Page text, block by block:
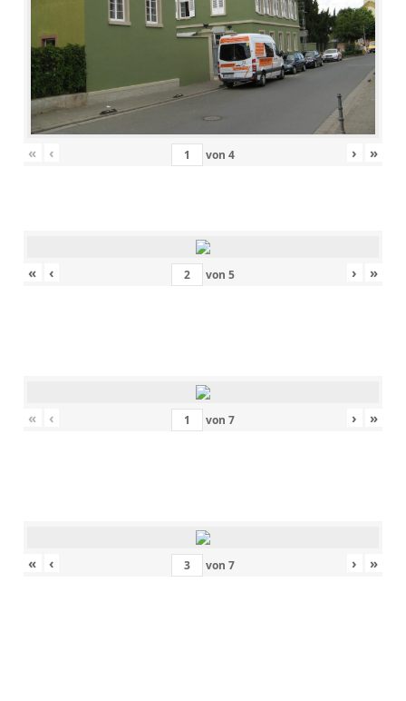
« ‹ von 4 › »
« ‹ von 5 › »
« ‹ von 7 › »
« ‹ von 7 › »